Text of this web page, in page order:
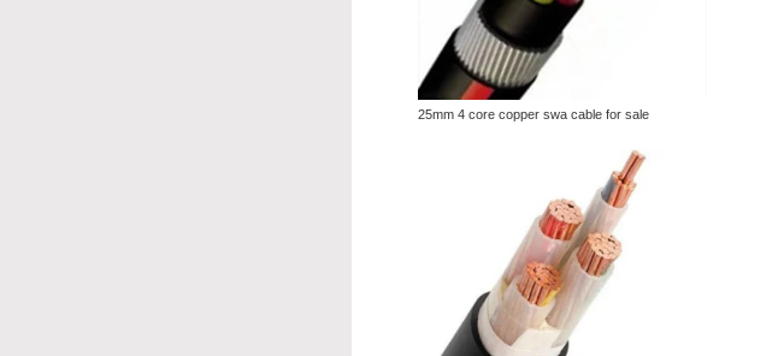
25mm 4 core copper swa cable for sale